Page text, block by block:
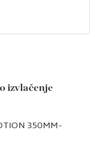
izvlačenje
350MM-